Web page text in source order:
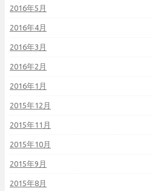
2016年5月
2016年4月
2016年3月
2016年2月
2016年1月
2015年12月
2015年11月
2015年10月
2015年9月
2015年8月